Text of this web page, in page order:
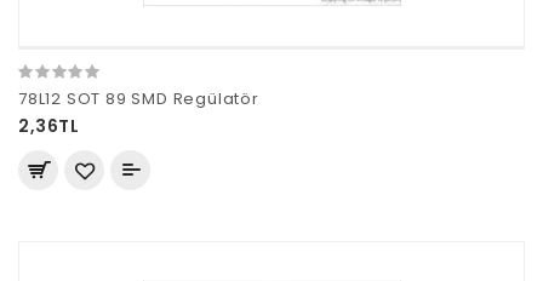
78L12 SOT 89 SMD Regülatör
2,36TL